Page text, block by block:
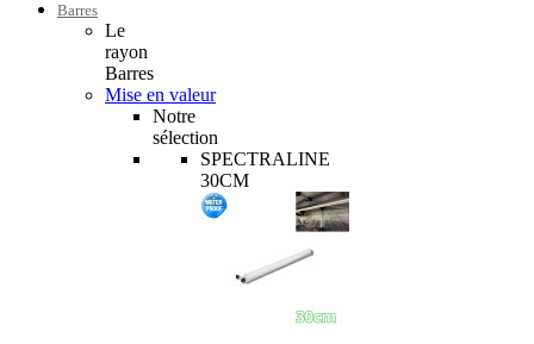
Barres
Le
rayon
Barres
Mise en valeur
Notre
sélection
SPECTRALINE
30CM